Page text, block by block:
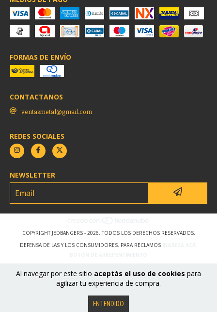
Al navegar por este sitio aceptás el uso de cookies para
agilizar tu experiencia de compra.
ENTENDIDO
FORMAS DE ENVÍO
CONTACTANOS
ventasmetal@gmail.com
REDES SOCIALES
NEWSLETTER
COPYRIGHT JEDBANGERS - 2026. TODOS LOS DERECHOS RESERVADOS.
DEFENSA DE LAS Y LOS CONSUMIDORES. PARA RECLAMOS